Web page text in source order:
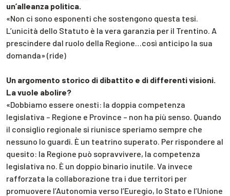
un’alleanza politica.
«Non ci sono esponenti che sostengono questa tesi.
L’unicità dello Statuto è la vera garanzia per il Trentino. A
prescindere dal ruolo della Regione…così anticipo la sua
domanda» (ride)
Un argomento storico di dibattito e di differenti visioni.
La vuole abolire?
«Dobbiamo essere onesti: la doppia competenza
legislativa – Regione e Province – non ha più senso. Quando
il consiglio regionale si riunisce speriamo sempre che
nessuno lo guardi. È un teatrino superato. Per rispondere al
quesito: la Regione può sopravvivere, la competenza
legislativa no. È un doppio binario inutile. Va invece
rafforzata la collaborazione tra i due territori per
promuovere l’Autonomia verso l’Euregio, lo Stato e l’Unione